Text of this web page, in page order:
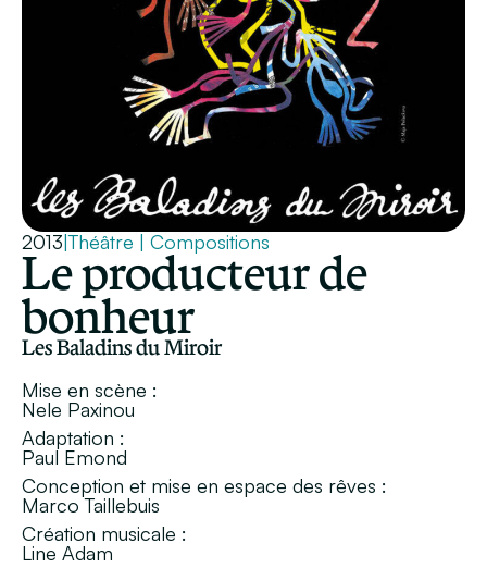
2013|Théâtre | Compositions
Le producteur de
bonheur
Les Baladins du Miroir
Mise en scène :
Nele Paxinou
Adaptation :
Paul Emond
Conception et mise en espace des rêves :
Marco Taillebuis
Création musicale :
Line Adam